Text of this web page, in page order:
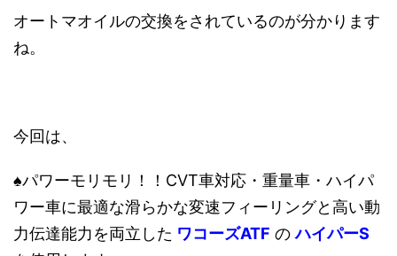
オートマオイルの交換をされているのが分かります
ね。
今回は、
♠パワーモリモリ！！CVT車対応・重量車・ハイパ
ワー車に最適な滑らかな変速フィーリングと高い動
力伝達能力を両立した ワコーズATF の ハイパーS